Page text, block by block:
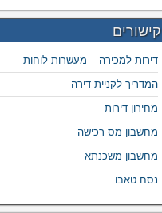
קישורים
דירות למכירה – מעשרות לוחות
המדריך לקניית דירה
מחירון דירות
מחשבון מס רכישה
מחשבון משכנתא
נסח טאבו